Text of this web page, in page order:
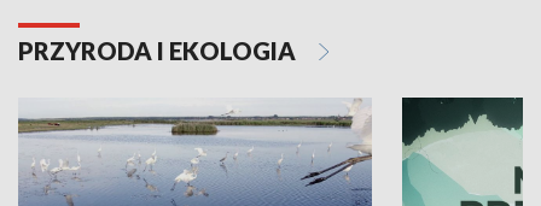
PRZYRODA I EKOLOGIA